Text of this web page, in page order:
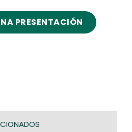
PRESENTACIÓN